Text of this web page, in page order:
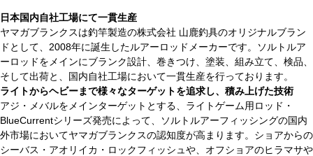
日本国内自社工場にて一貫生産
ヤマガブランクスは釣竿製造の株式会社 山鹿釣具のオリジナルブラン
ドとして、2008年に誕生したルアーロッドメーカーです。ソルトルア
ーロッドをメインにブランク設計、巻きつけ、塗装、組み立て、検品、
そして出荷と、国内自社工場において一貫生産を行っております。
ライトからヘビーまで様々なターゲットを追求し、積み上げた技術
アジ・メバルをメインターゲットとする、ライトゲーム用ロッド・
BlueCurrentシリーズ発売によって、ソルトルアーフィッシングの国内
外市場においてヤマガブランクスの認知度が高まります。ショアからの
シーバス・アオリイカ・ロックフィッシュや、オフショアのヒラマサや